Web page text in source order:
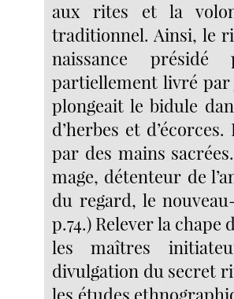
aux rites et la
traditionnel. Ainsi, le
naissance
partiellement livré par
plongeait le bidule
d’herbes et
par des mains
mage, détenteur de
du regard, le
p.74.) Relever la
les maîtres
divulgation du secret